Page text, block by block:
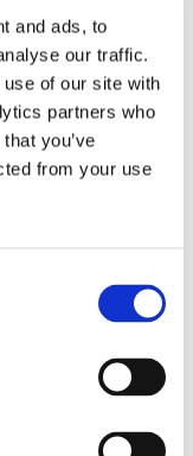
and ads, to
our traffic.
of our site with
partners who
you’ve
from your use